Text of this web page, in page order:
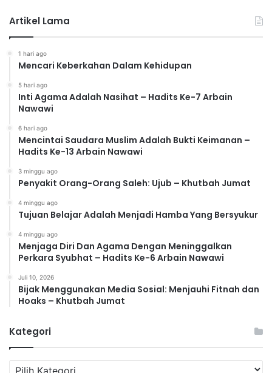
Artikel Lama
1 hari ago
Mencari Keberkahan Dalam Kehidupan
5 hari ago
Inti Agama Adalah Nasihat – Hadits Ke-7 Arbain
Nawawi
6 hari ago
Mencintai Saudara Muslim Adalah Bukti Keimanan –
Hadits Ke-13 Arbain Nawawi
3 minggu ago
Penyakit Orang-Orang Saleh: Ujub – Khutbah Jumat
4 minggu ago
Tujuan Belajar Adalah Menjadi Hamba Yang Bersyukur
4 minggu ago
Menjaga Diri Dan Agama Dengan Meninggalkan
Perkara Syubhat – Hadits Ke-6 Arbain Nawawi
Juli 10, 2026
Bijak Menggunakan Media Sosial: Menjauhi Fitnah dan
Hoaks – Khutbah Jumat
Kategori